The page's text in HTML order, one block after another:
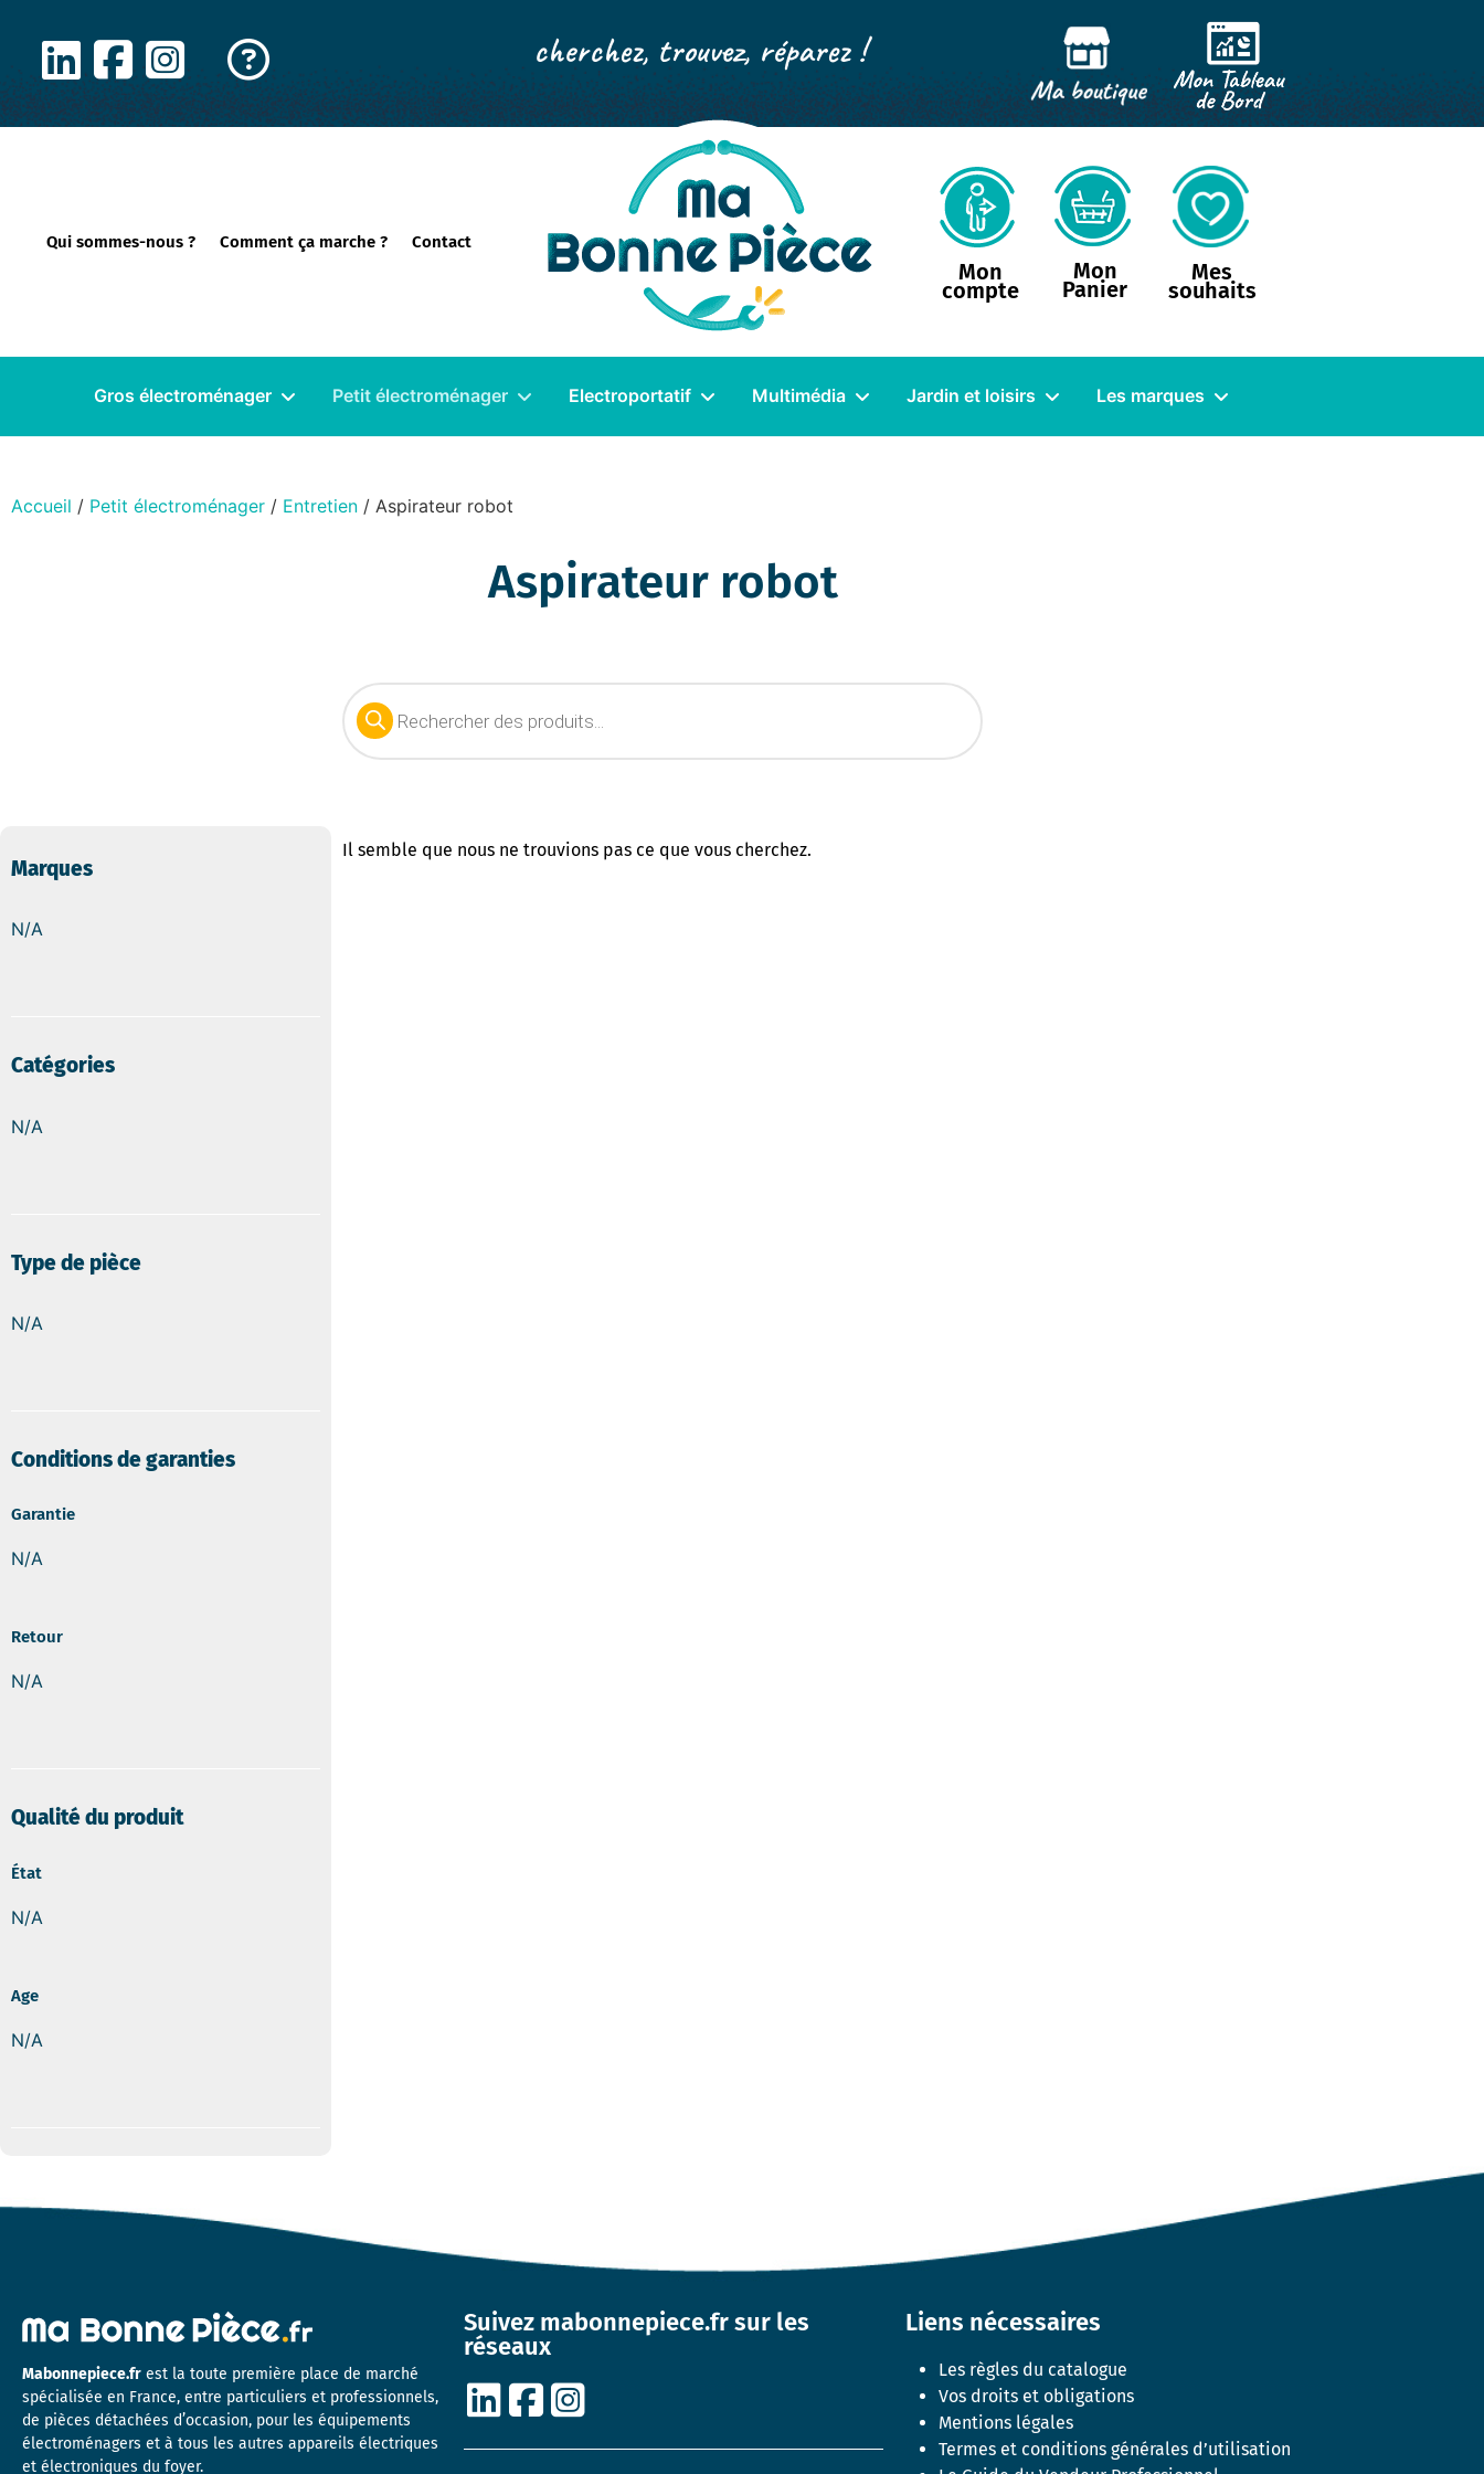
cherchez, trouvez, réparez !
Qui sommes-nous ? Comment ça marche ? Contact
Mon
compte
Mon
Panier
Mes
souhaits
Gros électroménager Petit électroménager Electroportatif Multimédia Jardin et loisirs Les marques
Accueil / Petit électroménager / Entretien / Aspirateur robot
Aspirateur robot
Marques
N/A
Catégories
N/A
Type de pièce
N/A
Conditions de garanties
Garantie
N/A
Retour
N/A
Qualité du produit
État
N/A
Age
N/A
Il semble que nous ne trouvions pas ce que vous cherchez.
Mabonnepiece.fr est la toute première place de marché
spécialisée en France, entre particuliers et professionnels,
de pièces détachées d’occasion, pour les équipements
électroménagers et à tous les autres appareils électriques
et électroniques du foyer.
Suivez mabonnepiece.fr sur les
réseaux
Liens nécessaires
Les règles du catalogue
Vos droits et obligations
Mentions légales
Termes et conditions générales d’utilisation